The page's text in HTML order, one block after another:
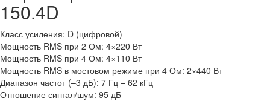
150.4D
Класс усиления: D (цифровой)
Мощность RMS при 2 Ом: 4×220 Вт
Мощность RMS при 4 Ом: 4×110 Вт
Мощность RMS в мостовом режиме при 4 Ом: 2×440 Вт
Диапазон частот (–3 дБ): 7 Гц – 62 кГц
Отношение сигнал/шум: 95 дБ